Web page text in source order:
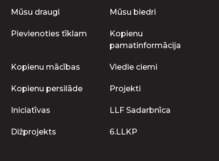
Mūsu draugi Mūsu biedri
Pievienoties tīklam
Kopienu
pamatinformācija
Kopienu mācības Viedie ciemi
Kopienu persilāde Projekti
Iniciatīvas LLF Sadarbnīca
Dižprojekts 6.LLKP